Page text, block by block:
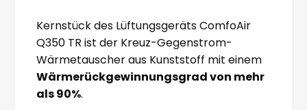
Kernstück des Lüftungsgeräts ComfoAir
Q350 TR ist der Kreuz-Gegenstrom-
Wärmetauscher aus Kunststoff mit einem
Wärmerückgewinnungsgrad von mehr
als 90%.